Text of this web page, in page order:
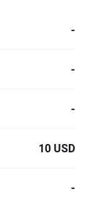
-
-
-
10 USD
-